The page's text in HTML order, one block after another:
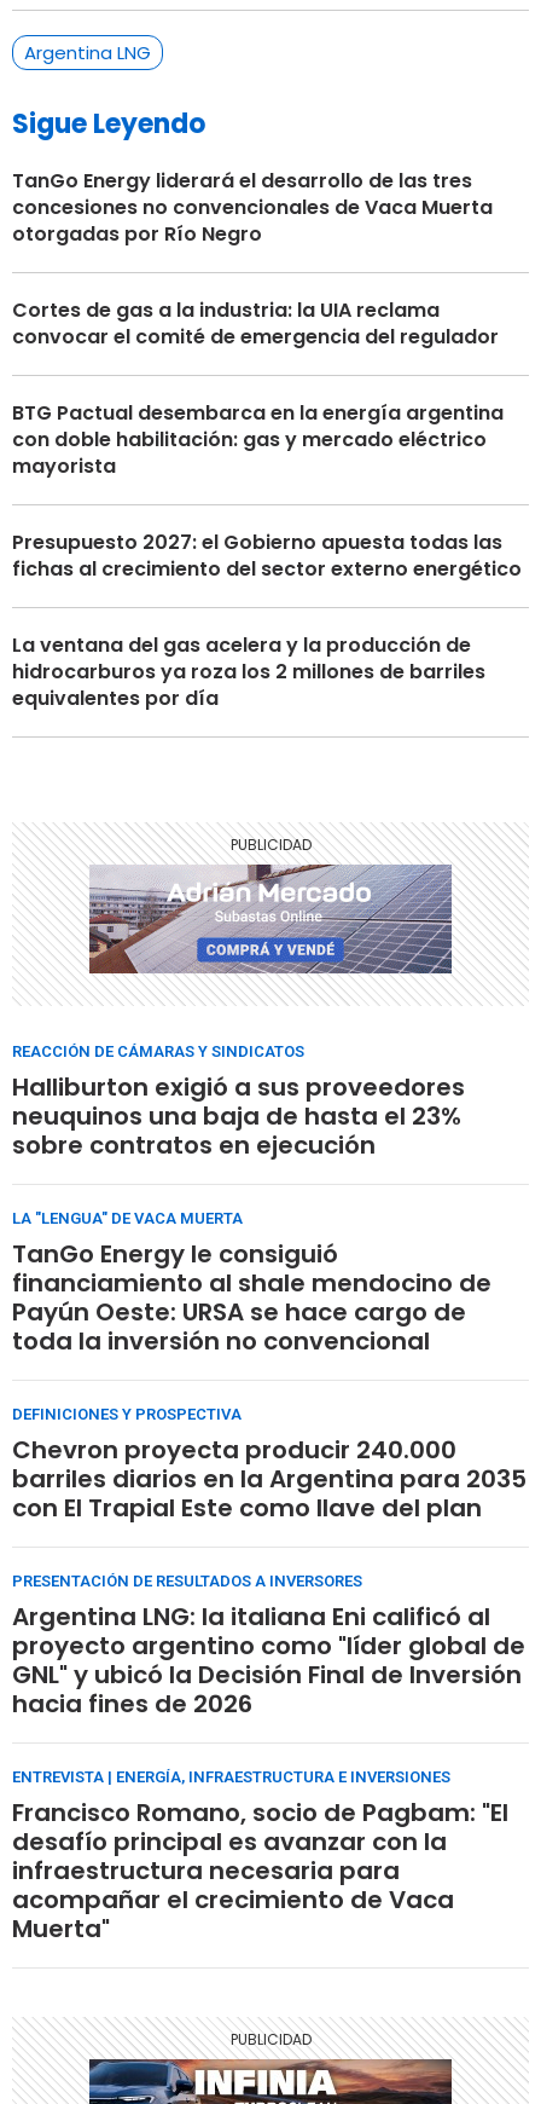
Argentina LNG
Sigue Leyendo
TanGo Energy liderará el desarrollo de las tres
concesiones no convencionales de Vaca Muerta
otorgadas por Río Negro
Cortes de gas a la industria: la UIA reclama
convocar el comité de emergencia del regulador
BTG Pactual desembarca en la energía argentina
con doble habilitación: gas y mercado eléctrico
mayorista
Presupuesto 2027: el Gobierno apuesta todas las
fichas al crecimiento del sector externo energético
La ventana del gas acelera y la producción de
hidrocarburos ya roza los 2 millones de barriles
equivalentes por día
REACCIÓN DE CÁMARAS Y SINDICATOS
Halliburton exigió a sus proveedores
neuquinos una baja de hasta el 23%
sobre contratos en ejecución
LA "LENGUA" DE VACA MUERTA
TanGo Energy le consiguió
financiamiento al shale mendocino de
Payún Oeste: URSA se hace cargo de
toda la inversión no convencional
DEFINICIONES Y PROSPECTIVA
Chevron proyecta producir 240.000
barriles diarios en la Argentina para 2035
con El Trapial Este como llave del plan
PRESENTACIÓN DE RESULTADOS A INVERSORES
Argentina LNG: la italiana Eni calificó al
proyecto argentino como "líder global de
GNL" y ubicó la Decisión Final de Inversión
hacia fines de 2026
ENTREVISTA | ENERGÍA, INFRAESTRUCTURA E INVERSIONES
Francisco Romano, socio de Pagbam: "El
desafío principal es avanzar con la
infraestructura necesaria para
acompañar el crecimiento de Vaca
Muerta"